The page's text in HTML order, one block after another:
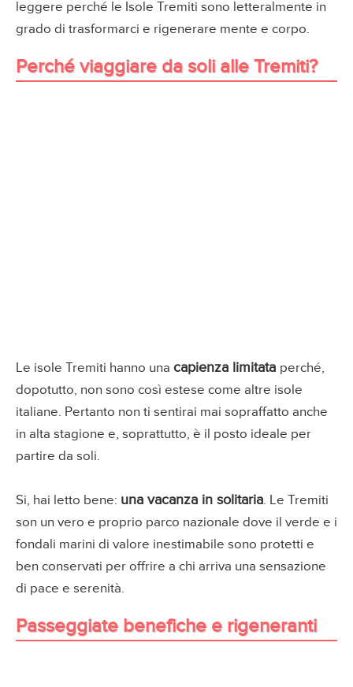
leggere perché le Isole Tremiti sono letteralmente in
grado di trasformarci e rigenerare mente e corpo.
Perché viaggiare da soli alle Tremiti?
Le isole Tremiti hanno una capienza limitata perché,
dopotutto, non sono così estese come altre isole
italiane. Pertanto non ti sentirai mai sopraffatto anche
in alta stagione e, soprattutto, è il posto ideale per
partire da soli.
Si, hai letto bene: una vacanza in solitaria. Le Tremiti
son un vero e proprio parco nazionale dove il verde e i
fondali marini di valore inestimabile sono protetti e
ben conservati per offrire a chi arriva una sensazione
di pace e serenità.
Passeggiate benefiche e rigeneranti